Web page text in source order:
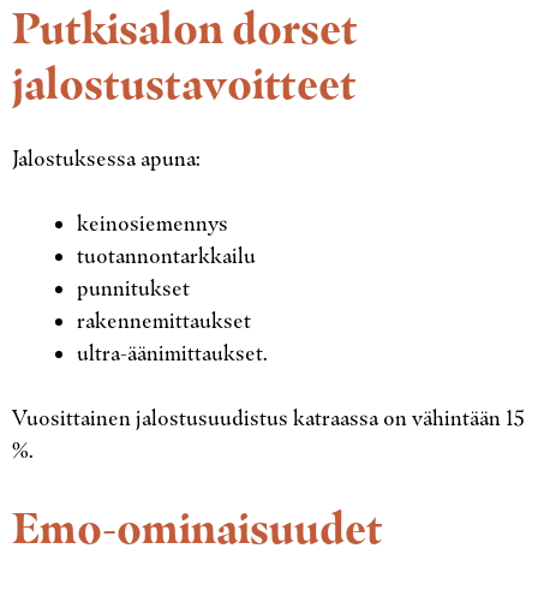
Putkisalon dorset
jalostustavoitteet
Jalostuksessa apuna:
keinosiemennys
tuotannontarkkailu
punnitukset
rakennemittaukset
ultra-äänimittaukset.
Vuosittainen jalostusuudistus katraassa on vähintään 15
%.
Emo-ominaisuudet